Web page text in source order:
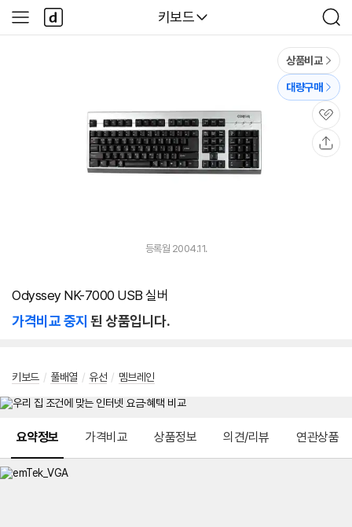
다나와
키보드
검
색
사
이
다
나
와
상품비교
대량구매
관
심
등록월 2004.11.
Odyssey NK-7000 USB 실버
가격비교 중지 된 상품입니다.
키보드 / 풀배열 / 유선 / 멤브레인
요약정보 가격비교 상품정보 의견/리뷰 연관상품